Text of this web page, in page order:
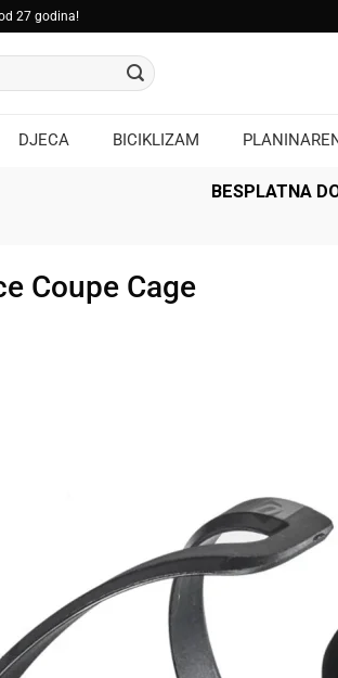
27 godina!
DJECA BICIKLIZAM
BESPLATNA
Coupe Cage